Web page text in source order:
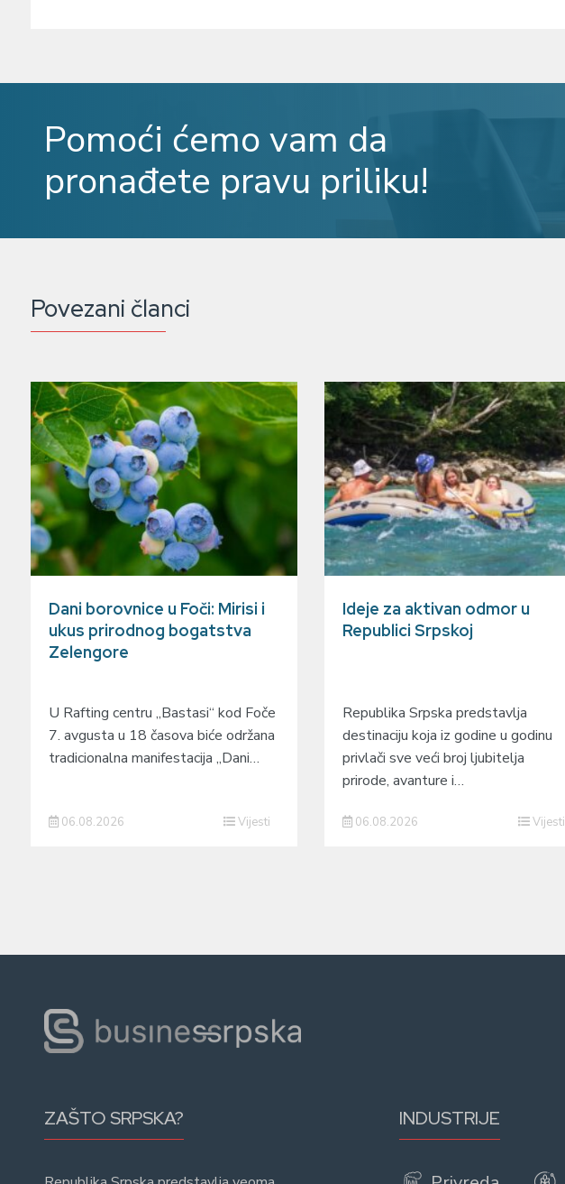
Pomoći ćemo vam da
pronađete pravu priliku!
Povezani članci
Dani borovnice u Foči: Mirisi i
ukus prirodnog bogatstva
Zelengore
U Rafting centru „Bastasi“ kod Foče
7. avgusta u 18 časova biće održana
tradicionalna manifestacija „Dani…
06.08.2026 Vijesti
Ideje za aktivan odmor u
Republici Srpskoj
Republika Srpska predstavlja
destinaciju koja iz godine u godinu
privlači sve veći broj ljubitelja
prirode, avanture i…
06.08.2026 Vijesti
ZAŠTO SRPSKA? INDUSTRIJE